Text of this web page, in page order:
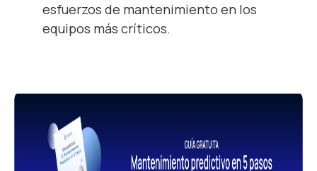
esfuerzos de mantenimiento en los
equipos más críticos.